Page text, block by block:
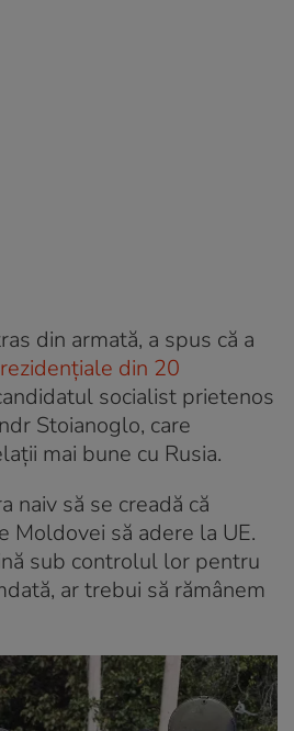
din armată, a spus că a
din 20
socialist prietenos
Stoianoglo, care
mai bune cu Rusia.
naiv să se creadă că
Moldovei să adere la UE.
sub controlul lor pentru
ar trebui să rămânem